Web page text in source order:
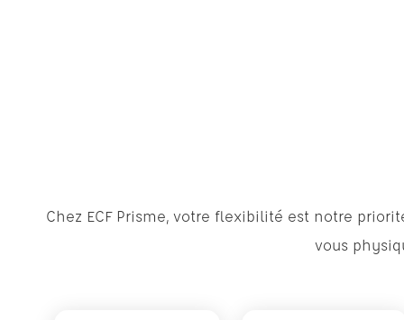
Chez ECF Prisme, votre flexibilité est notre
vous